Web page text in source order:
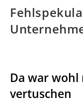
Da war
vertuschen